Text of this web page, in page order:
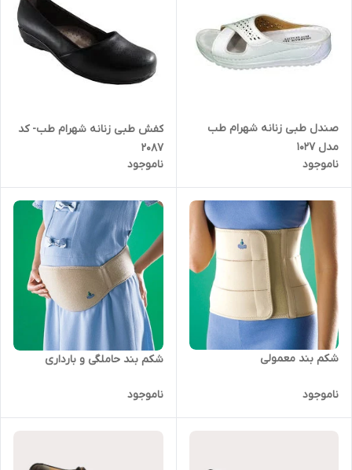
صندل طبی زنانه شهرام طب
مدل 1027
ناموجود
کفش طبی زنانه شهرام طب- کد
2087
ناموجود
شکم بند معمولی
ناموجود
شکم بند حاملگی و بارداری
ناموجود